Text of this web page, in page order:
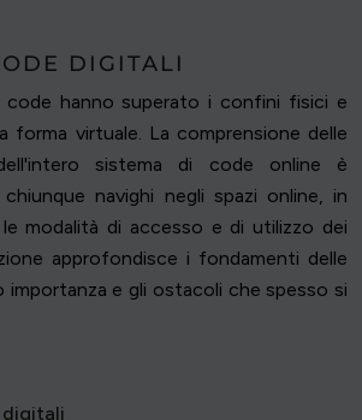
DIGITALI
code hanno superato i confini fisici e
forma virtuale. La comprensione delle
sistema di code online è
navighi negli spazi online, in
modalità di accesso e di utilizzo dei
approfondisce i fondamenti delle
importanza e gli ostacoli che spesso si
digitali